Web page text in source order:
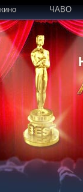
ЧАВО